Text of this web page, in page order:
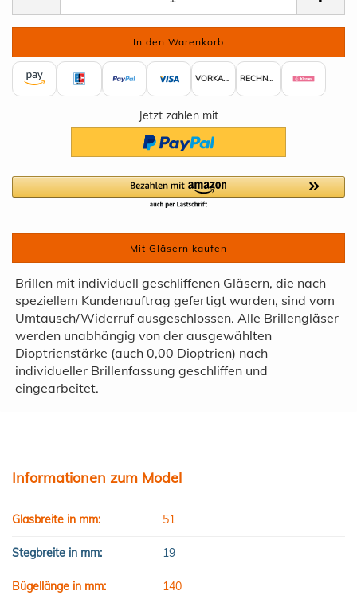
VORKASSE RECHNUNG
Jetzt zahlen mit
Mit Gläsern kaufen
Brillen mit individuell geschliffenen Gläsern, die nach
speziellem Kundenauftrag gefertigt wurden, sind vom
Umtausch/Widerruf ausgeschlossen. Alle Brillengläser
werden unabhängig von der ausgewählten
Dioptrienstärke (auch 0,00 Dioptrien) nach
individueller Brillenfassung geschliffen und
eingearbeitet.
Informationen zum Model
Glasbreite in mm: 51
Stegbreite in mm: 19
Bügellänge in mm: 140